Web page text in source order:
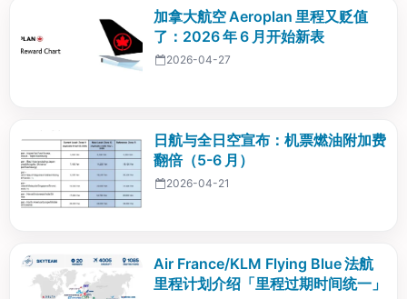
加拿大航空 Aeroplan 里程又贬值
了：2026 年 6 月开始新表
2026-04-27
日航与全日空宣布：机票燃油附加费
翻倍（5-6 月）
2026-04-21
Air France/KLM Flying Blue 法航
里程计划介绍「里程过期时间统一」